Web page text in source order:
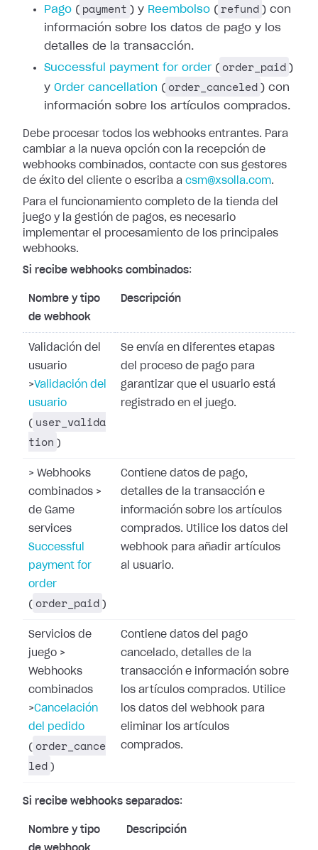
Pago ( payment ) y Reembolso ( refund ) con
información sobre los datos de pago y los
detalles de la transacción.
Successful
payment for order( order_paid )
y Order cancellation ( order_canceled ) con
información sobre los artículos comprados.
Debe procesar todos los webhooks entrantes. Para
cambiar a la nueva opción con la recepción de
webhooks combinados, contacte con sus gestores
de éxito del cliente o escriba a csm@xsolla.com.
Para el funcionamiento completo de la tienda del
juego y la gestión de pagos, es necesario
implementar el procesamiento de los principales
webhooks.
Si recibe webhooks combinados:
Nombre y tipo
de webhook
Descripción
Validación del
usuario
>Validación del
usuario
( user_valida
tion )
Se envía en diferentes etapas
del proceso de pago para
garantizar que el usuario está
registrado en el juego.
> Webhooks
combinados >
de Game
services
Successful
payment for
order
( order_paid )
Contiene datos de pago,
detalles de la transacción e
información sobre los artículos
comprados. Utilice los datos del
webhook para añadir artículos
al usuario.
Servicios de
juego >
Webhooks
combinados
>Cancelación
del pedido
( order_cance
led )
Contiene datos del pago
cancelado, detalles de la
transacción e información sobre
los artículos comprados. Utilice
los datos del webhook para
eliminar los artículos
comprados.
Si recibe webhooks separados:
Nombre y tipo
Descripción